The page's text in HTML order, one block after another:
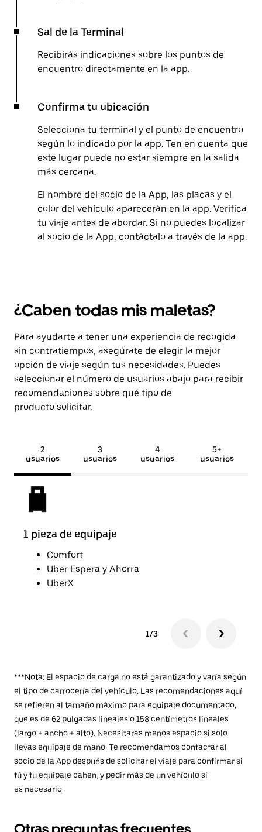
Sal de la Terminal
Recibirás indicaciones sobre los puntos de
encuentro directamente en la app.
Confirma tu ubicación
Selecciona tu terminal y el punto de encuentro
según lo indicado por la app. Ten en cuenta que
este lugar puede no estar siempre en la salida
más cercana.
El nombre del socio de la App, las placas y el
color del vehículo aparecerán en la app. Verifica
tu viaje antes de abordar. Si no puedes localizar
al socio de la App, contáctalo a través de la app.
¿Caben todas mis maletas?
Para ayudarte a tener una experiencia de recogida
sin contratiempos, asegúrate de elegir la mejor
opción de viaje según tus necesidades. Puedes
seleccionar el número de usuarios abajo para recibir
recomendaciones sobre qué tipo de
producto solicitar.
2
usuarios
3
usuarios
4
usuarios
5+
usuarios
1 pieza de equipaje
Comfort
Uber Espera y Ahorra
UberX
1/3
***Nota: El espacio de carga no está garantizado y varía según
el tipo de carrocería del vehículo. Las recomendaciones aquí
se refieren al tamaño máximo para equipaje documentado,
que es de 62 pulgadas lineales o 158 centímetros lineales
(largo + ancho + alto). Necesitarás menos espacio si solo
llevas equipaje de mano. Te recomendamos contactar al
socio de la App después de solicitar el viaje para confirmar si
tú y tu equipaje caben, y pedir más de un vehículo si
es necesario.
Otras preguntas frecuentes